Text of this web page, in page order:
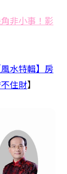
非小事！影
風水特輯】房
住財】